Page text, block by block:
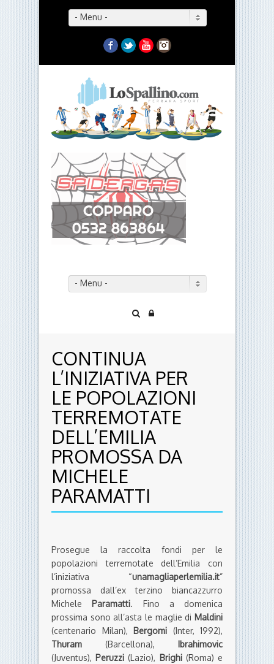
- Menu -
Facebook
TwitterYouTubeInstagram
- Menu -
CONTINUA
L’INIZIATIVA PER
LE POPOLAZIONI
TERREMOTATE
DELL’EMILIA
PROMOSSA DA
MICHELE
PARAMATTI
Prosegue la raccolta fondi per le
popolazioni terremotate dell’Emilia con
l’iniziativa “unamagliaperlemilia.it”
promossa dall’ex terzino biancazzurro
Michele Paramatti. Fino a domenica
prossima sono all’asta le maglie di Maldini
(centenario Milan), Bergomi (Inter, 1992),
Thuram (Barcellona), Ibrahimovic
(Juventus), Peruzzi (Lazio), Brighi(Roma) e